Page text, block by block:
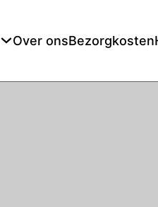
Over onsBezorgkosten